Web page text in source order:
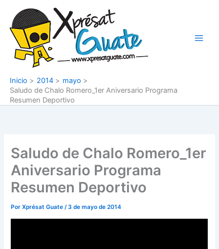
contenido
Inicio 2014
mayo
Saludo de Chalo Romero_1er Aniversario Programa
Resumen Deportivo
Saludo de Chalo Romero_1er
Aniversario Programa
Resumen Deportivo
PorXprésat Guate/3 de mayo de 2014